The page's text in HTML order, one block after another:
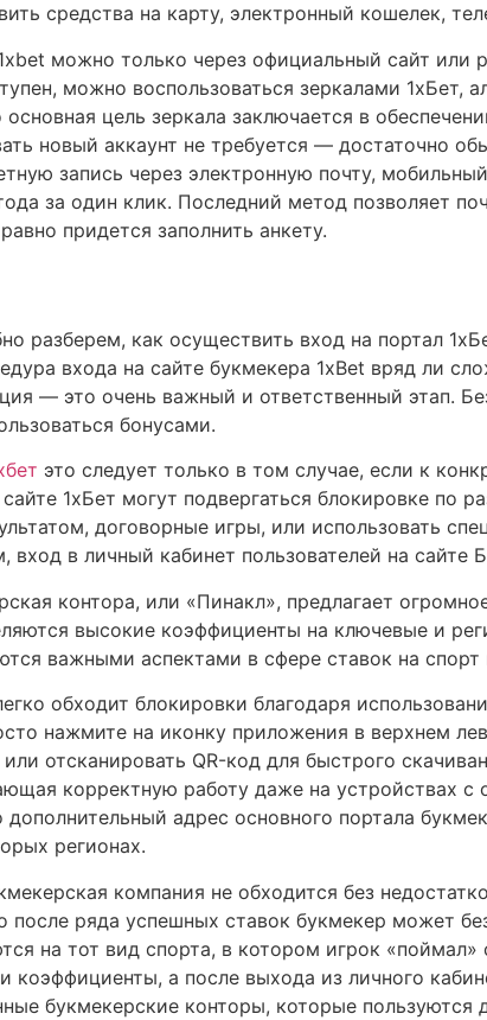
средства на карту, электронный кошелек,
можно только через официальный сайт или
можно воспользоваться зеркалами 1хБет,
цель зеркала заключается в
новый аккаунт не требуется — достаточно
запись через электронную почту,
за один клик. Последний метод позволяет
придется заполнить анкету.
разберем, как осуществить вход на портал
входа на сайте букмекера 1xBet вряд ли
— это очень важный и ответственный этап.
бонусами.
это следует только в том случае, если к
1хБет могут подвергаться блокировке
договорные игры, или использовать
вход в личный кабинет пользователей на сайте
контора, или «Пинакл», предлагает
высокие коэффициенты на ключевые и
важными аспектами в сфере ставок на спорт
обходит блокировки благодаря
нажмите на иконку приложения в верхнем
отсканировать QR-код для быстрого
корректную работу даже на устройствах
дополнительный адрес основного портала
регионах.
компания не обходится без
после ряда успешных ставок букмекер может
на тот вид спорта, в котором игрок
коэффициенты, а после выхода из личного
букмекерские конторы, которые